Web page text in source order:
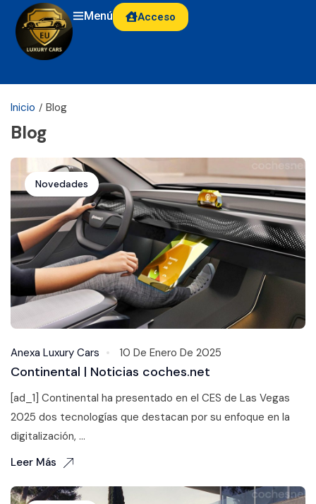
Menú Acceso
Inicio Blog
Blog
Novedades
Anexa Luxury Cars 10 De Enero De 2025
Continental | Noticias coches.net
[ad_1] Continental ha presentado en el CES de Las Vegas
2025 dos tecnologías que destacan por su enfoque en la
digitalización, ...
Leer Más